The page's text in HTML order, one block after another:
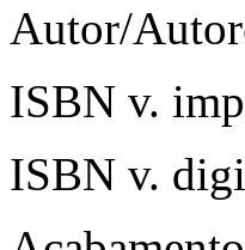
Autor/
ISBN v.
ISBN v.